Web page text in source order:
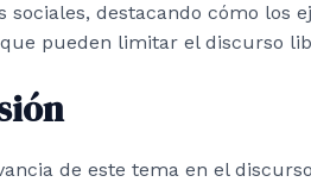
sociales, destacando cómo los
pueden limitar el discurso
de este tema en el